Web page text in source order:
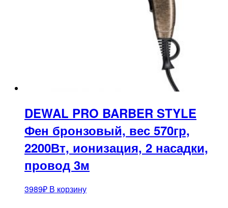
DEWAL PRO BARBER STYLE
Фен бронзовый, вес 570гр,
2200Вт, ионизация, 2 насадки,
провод 3м
3989₽ В корзину